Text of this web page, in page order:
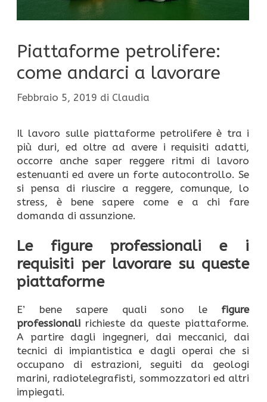
Piattaforme petrolifere:
come andarci a lavorare
Febbraio 5, 2019 di Claudia
Il lavoro sulle piattaforme petrolifere è tra i
più duri, ed oltre ad avere i requisiti adatti,
occorre anche saper reggere ritmi di lavoro
estenuanti ed avere un forte autocontrollo. Se
si pensa di riuscire a reggere, comunque, lo
stress, è bene sapere come e a chi fare
domanda di assunzione.
Le figure professionali e i
requisiti per lavorare su queste
piattaforme
E’ bene sapere quali sono le figure
professionali richieste da queste piattaforme.
A partire dagli ingegneri, dai meccanici, dai
tecnici di impiantistica e dagli operai che si
occupano di estrazioni, seguiti da geologi
marini, radiotelegrafisti, sommozzatori ed altri
impiegati.